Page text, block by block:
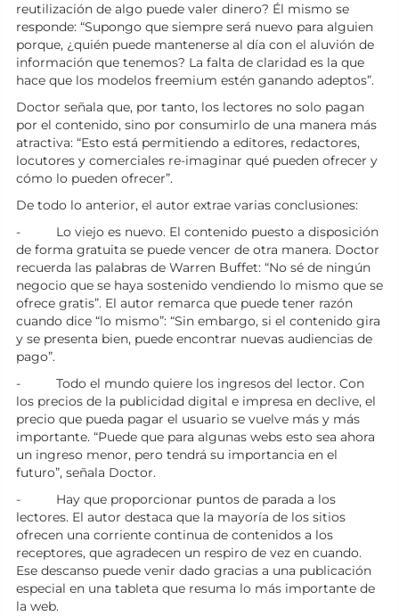
reutilización de algo puede valer dinero? Él mismo se
responde: “Supongo que siempre será nuevo para alguien
porque, ¿quién puede mantenerse al día con el aluvión de
información que tenemos? La falta de claridad es la que
hace que los modelos freemium estén ganando adeptos”.
Doctor señala que, por tanto, los lectores no solo pagan
por el contenido, sino por consumirlo de una manera más
atractiva: “Esto está permitiendo a editores, redactores,
locutores y comerciales re-imaginar qué pueden ofrecer y
cómo lo pueden ofrecer”.
De todo lo anterior, el autor extrae varias conclusiones:
- Lo viejo es nuevo. El contenido puesto a disposición
de forma gratuita se puede vencer de otra manera. Doctor
recuerda las palabras de Warren Buffet: “No sé de ningún
negocio que se haya sostenido vendiendo lo mismo que se
ofrece gratis”. El autor remarca que puede tener razón
cuando dice “lo mismo”: “Sin embargo, si el contenido gira
y se presenta bien, puede encontrar nuevas audiencias de
pago”.
- Todo el mundo quiere los ingresos del lector. Con
los precios de la publicidad digital e impresa en declive, el
precio que pueda pagar el usuario se vuelve más y más
importante. “Puede que para algunas webs esto sea ahora
un ingreso menor, pero tendrá su importancia en el
futuro”, señala Doctor.
- Hay que proporcionar puntos de parada a los
lectores. El autor destaca que la mayoría de los sitios
ofrecen una corriente continua de contenidos a los
receptores, que agradecen un respiro de vez en cuando.
Ese descanso puede venir dado gracias a una publicación
especial en una tableta que resuma lo más importante de
la web.